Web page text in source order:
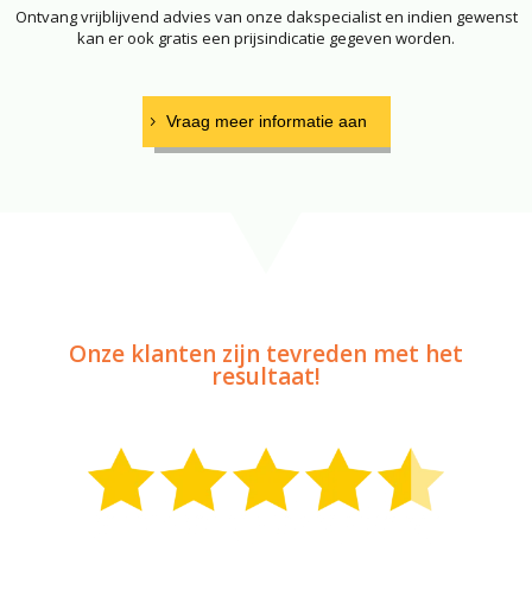
Ontvang vrijblijvend advies van onze dakspecialist en indien gewenst
kan er ook gratis een prijsindicatie gegeven worden.
Vraag meer informatie aan
Onze klanten zijn tevreden met het
resultaat!